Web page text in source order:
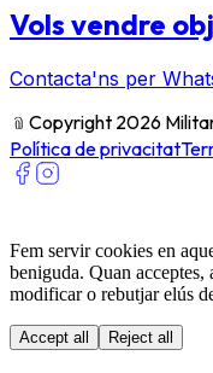
Vols vendre
Contacta'ns per
﹫ Copyright 2026
Política de privacitat
Fem servir cookies en
beniguda. Quan acceptes,
modificar o rebutjar elús
Accept all Reject all